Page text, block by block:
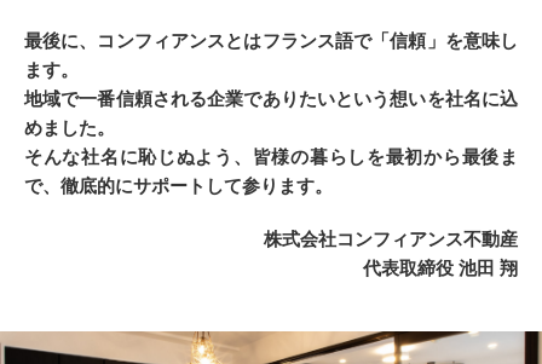
最後に、コンフィアンスとはフランス語で「信頼」を意味し
ます。
地域で一番信頼される企業でありたいという想いを社名に込
めました。
そんな社名に恥じぬよう、皆様の暮らしを最初から最後ま
で、徹底的にサポートして参ります。
株式会社コンフィアンス不動産
代表取締役 池田 翔